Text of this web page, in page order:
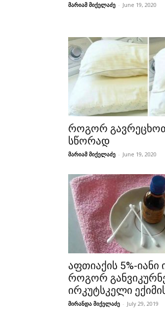
მარიამ მიქელაძე - June 19, 2020
როგორ
სწორად
მარიამ მიქელაძე - June 19, 2020
აფთიაქის 5%-იანი
როგორ
ირკუტსკელი
მირანდა მიქელაძე - July 29, 2019